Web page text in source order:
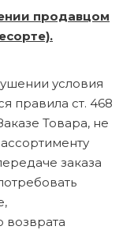
продавцом
условия
правила ст. 468
Товара, не
заказа
возврата